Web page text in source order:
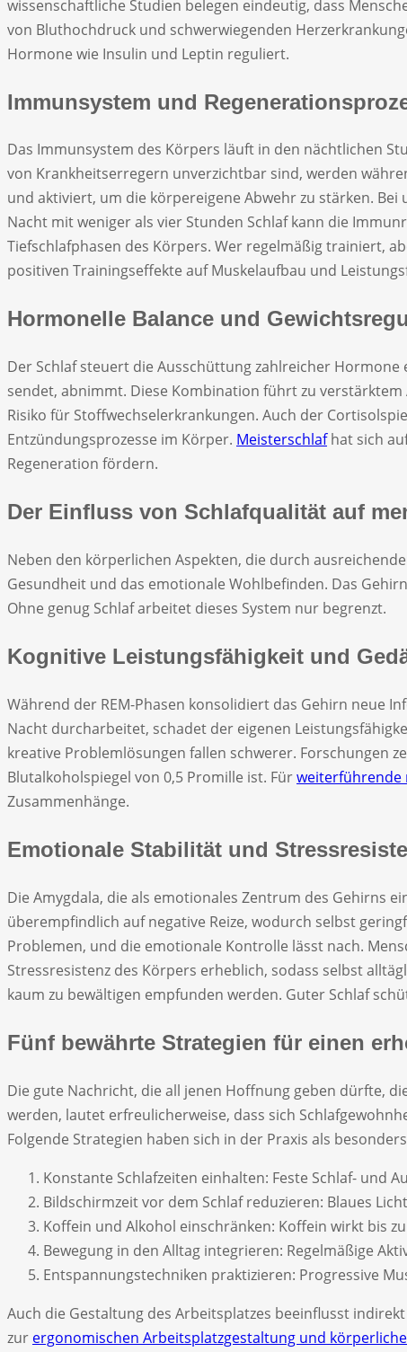
wissenschaftliche Studien belegen eindeutig, dass
von Bluthochdruck und schwerwiegenden
Hormone wie Insulin und Leptin reguliert.
Immunsystem und
Das Immunsystem des Körpers läuft in den nächtlichen
von Krankheitserregern unverzichtbar sind, werden
und aktiviert, um die körpereigene Abwehr zu stärken.
Nacht mit weniger als vier Stunden Schlaf kann die
Tiefschlafphasen des Körpers. Wer regelmäßig trainiert,
positiven Trainingseffekte auf Muskelaufbau und
Hormonelle Balance und
Der Schlaf steuert die Ausschüttung zahlreicher
sendet, abnimmt. Diese Kombination führt zu
Risiko für Stoffwechselerkrankungen. Auch der
Entzündungsprozesse im Körper. Meisterschlafhat sich
Regeneration fördern.
Der Einfluss von Schlafqualität auf
Neben den körperlichen Aspekten, die durch
Gesundheit und das emotionale Wohlbefinden. Das
Ohne genug Schlaf arbeitet dieses System nur begrenzt.
Kognitive Leistungsfähigkeit und
Während der REM-Phasen konsolidiert das Gehirn neue
Nacht durcharbeitet, schadet der eigenen
kreative Problemlösungen fallen schwerer. Forschungen
Blutalkoholspiegel von 0,5 Promille ist. Fürweiterführende
Zusammenhänge.
Emotionale Stabilität und
Die Amygdala, die als emotionales Zentrum des Gehirns
überempfindlich auf negative Reize, wodurch selbst
Problemen, und die emotionale Kontrolle lässt nach.
Stressresistenz des Körpers erheblich, sodass selbst
kaum zu bewältigen empfunden werden. Guter Schlaf
Fünf bewährte Strategien für einen
Die gute Nachricht, die all jenen Hoffnung geben dürfte,
werden, lautet erfreulicherweise, dass sich
Folgende Strategien haben sich in der Praxis als
Konstante Schlafzeiten einhalten: Feste Schlaf- und
Bildschirmzeit vor dem Schlaf reduzieren: Blaues
Koffein und Alkohol einschränken: Koffein wirkt bis
Bewegung in den Alltag integrieren: Regelmäßige
Entspannungstechniken praktizieren: Progressive
Auch die Gestaltung des Arbeitsplatzes beeinflusst
zur ergonomischen Arbeitsplatzgestaltung und